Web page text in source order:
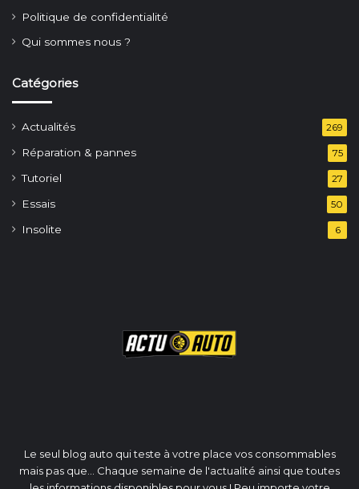
Politique de confidentialité
Qui sommes nous ?
Catégories
Actualités 269
Réparation & pannes 75
Tutoriel 27
Essais 50
Insolite 6
Le seul blog auto qui teste à votre place vos consommables
mais pas que... Chaque semaine de l'actualité ainsi que toutes